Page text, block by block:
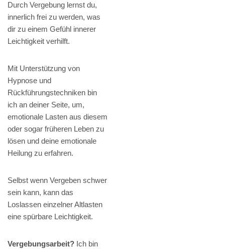
Durch Vergebung lernst du,
innerlich frei zu werden, was
dir zu einem Gefühl innerer
Leichtigkeit verhilft.
Mit Unterstützung von
Hypnose und
Rückführungstechniken bin
ich an deiner Seite, um,
emotionale Lasten aus diesem
oder sogar früheren Leben zu
lösen und deine emotionale
Heilung zu erfahren.
Selbst wenn Vergeben schwer
sein kann, kann das
Loslassen einzelner Altlasten
eine spürbare Leichtigkeit.
Vergebungsarbeit? Ich bin